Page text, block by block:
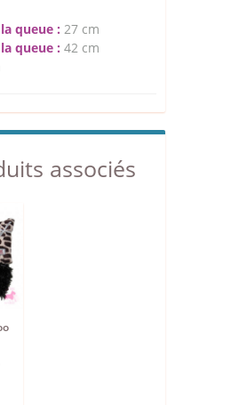
queue : 27 cm
queue : 42 cm
associés